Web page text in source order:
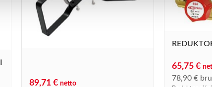
89,71 € netto
65,75 €
78,90 €